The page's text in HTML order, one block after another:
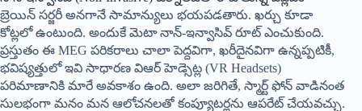
బ్రెయిన్ సర్జరీ అనగానే సామాన్యులు భయపడతారు. ఖర్చు కూడా
కోట్లలో ఉంటుంది. అందుకే మెటా నాన్-ఇన్వాసివ్ రూట్ ఎంచుకుంది.
ప్రస్తుతం ఈ MEG పరికరాలు చాలా పెద్దవిగా, ఖరీదైనవిగా ఉన్నప్పటికీ,
భవిష్యత్తులో ఇవి సాధారణ విఆర్ హెడ్సెట్ల (VR Headsets)
పరిమాణానికి మారే అవకాశం ఉంది. అలా జరిగితే, స్మార్ట్ ఫోన్ వాడినంత
సులభంగా మనం మన ఆలోచనలతో కంప్యూటర్లను ఆపరేట్ చేయవచ్చు.